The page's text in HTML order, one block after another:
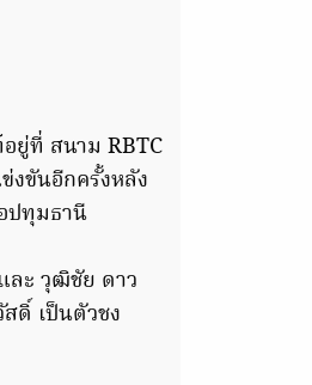
ยู่ที่ สนาม RBTC
งขันอีกครั้งหลัง
ปทุมธานี
ละ วุฒิชัย ดาว
ดิ์ เป็นตัวชง